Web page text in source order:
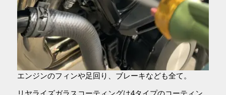
エンジンのフィンや足回り、ブレーキなども全て。
リヤライズガラスコーティングは4タイプのコーティン